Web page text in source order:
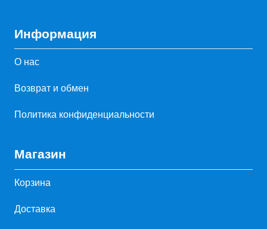
Информация
О нас
Возврат и обмен
Политика конфиденциальности
Магазин
Корзина
Доставка